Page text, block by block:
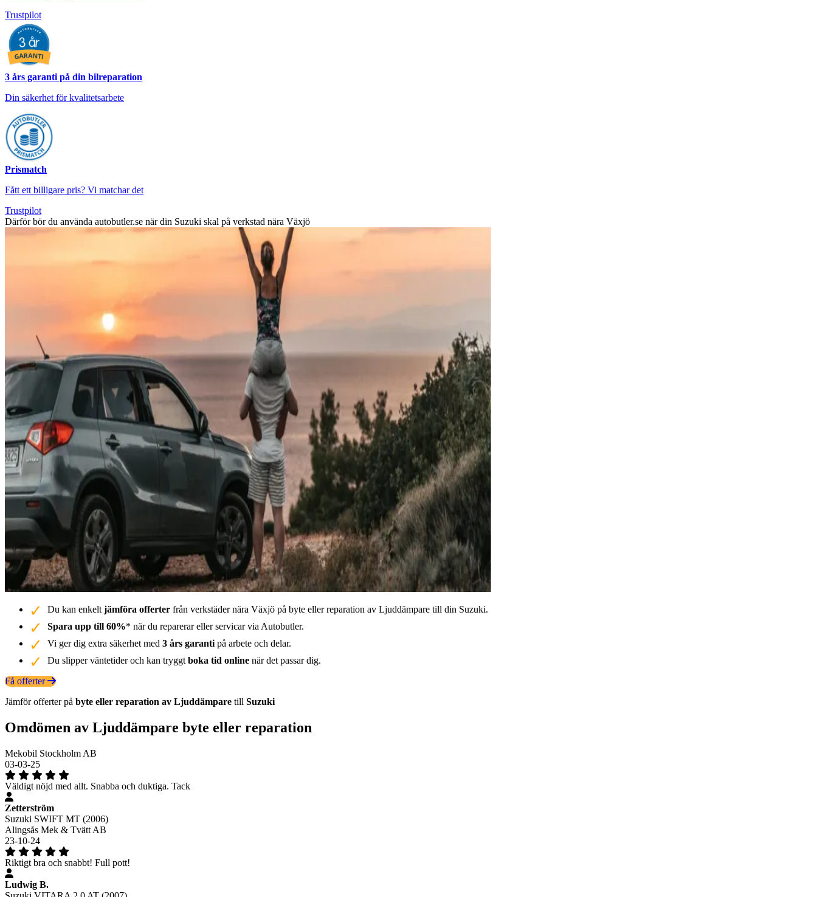
Trustpilot
3 års garanti på din bilreparation
Din säkerhet för kvalitetsarbete
Prismatch
Fått ett billigare pris? Vi matchar det
Trustpilot
Därför bör du använda autobutler.se när din Suzuki skal på verkstad nära Växjö
Du kan enkelt jämföra offerter från verkstäder nära Växjö på byte eller reparation av Ljuddämpare till din Suzuki.
Spara upp till 60%* när du reparerar eller servicar via Autobutler.
Vi ger dig extra säkerhet med 3 års garanti på arbete och delar.
Du slipper väntetider och kan tryggt boka tid online när det passar dig.
Få offerter
Jämför offerter på byte eller reparation av Ljuddämpare till Suzuki
Omdömen av Ljuddämpare byte eller reparation
Mekobil Stockholm AB
03-03-25
Väldigt nöjd med allt. Snabba och duktiga. Tack
Zetterström
Suzuki SWIFT MT (2006)
Alingsås Mek & Tvätt AB
23-10-24
Riktigt bra och snabbt! Full pott!
Ludwig B.